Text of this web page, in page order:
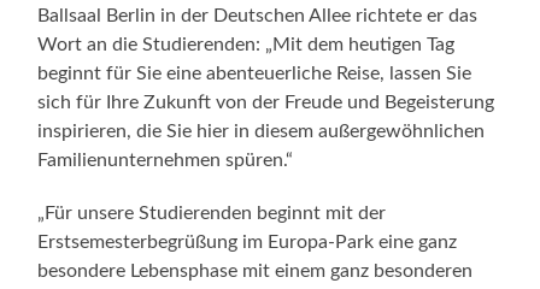
Ballsaal Berlin in der Deutschen Allee richtete er das
Wort an die Studierenden: „Mit dem heutigen Tag
beginnt für Sie eine abenteuerliche Reise, lassen Sie
sich für Ihre Zukunft von der Freude und Begeisterung
inspirieren, die Sie hier in diesem außergewöhnlichen
Familienunternehmen spüren.“
„Für unsere Studierenden beginnt mit der
Erstsemesterbegrüßung im Europa-Park eine ganz
besondere Lebensphase mit einem ganz besonderen